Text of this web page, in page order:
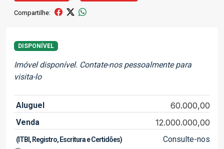
Compartilhe:
DISPONÍVEL
Imóvel disponível. Contate-nos pessoalmente para
visita-lo
Aluguel 60.000,00
Venda 12.000.000,00
(ITBI, Registro, Escritura e Certidões) Consulte-nos